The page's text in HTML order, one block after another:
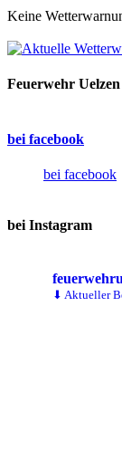
Keine
Feuerwehr
bei facebook
bei facebook
bei Instagram
⬇ Aktueller